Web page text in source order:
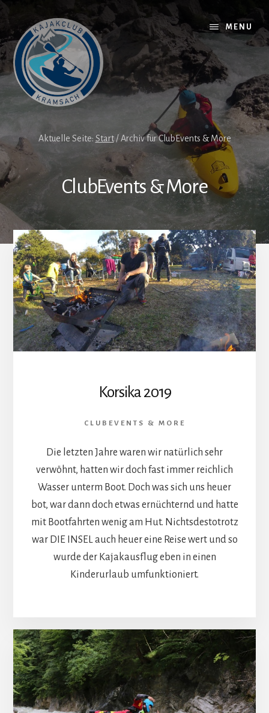
Skip
content
MENU
Aktuelle Seite: Start /Archiv für ClubEvents & More
ClubEvents & More
Korsika 2019
CLUBEVENTS & MORE
Die letzten Jahre waren wir natürlich sehr
verwöhnt, hatten wir doch fast immer reichlich
Wasser unterm Boot. Doch was sich uns heuer
bot, war dann doch etwas ernüchternd und hatte
mit Bootfahrten wenig am Hut. Nichtsdestotrotz
war DIE INSEL auch heuer eine Reise wert und so
wurde der Kajakausflug eben in einen
Kinderurlaub umfunktioniert.